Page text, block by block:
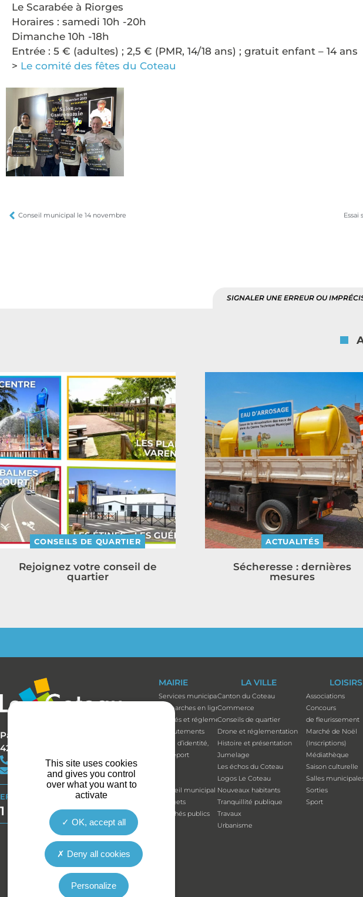
Le Scarabée à Riorges
Horaires : samedi 10h -20h
Dimanche 10h -18h
Entrée : 5 € (adultes) ; 2,5 € (PMR, 14/18 ans) ; gratuit enfant – 14 ans
> Le comité des fêtes du Coteau
Conseil municipal le 14 novembre Essai
SIGNALER UNE ERREUR OU
CONSEILS DE QUARTIER
Rejoignez votre conseil de
quartier
ACTUALITÉS
Sécheresse : dernières
mesures
Parc Bécot
42120 LE COTEAU
+33(0)4 77 67 05 11
contact@mairie-lecoteau.fr
EFFORT BUDGÉTAIRE
1 164 514 €
MAIRIE
Services municipaux
Démarches en ligne
Arrêtés et réglements
Recrutements
Carte d’identité,
passeport
Conseil municipal
Budgets
Marchés publics
LA VILLE
Canton du Coteau
Commerce
Conseils de quartier
Drone et réglementation
Histoire et présentation
Jumelage
Les échos du Coteau
Logos Le Coteau
Nouveaux habitants
Tranquillité publique
Travaux
Urbanisme
LOISIRS
Associations
Concours
de fleurissement
Marché de Noël
(Inscriptions)
Médiathèque
Saison culturelle
Salles
Sorties
Sport
This site uses cookies
and gives you control
over what you want to
activate
OK, accept all
Deny all cookies
Personalize